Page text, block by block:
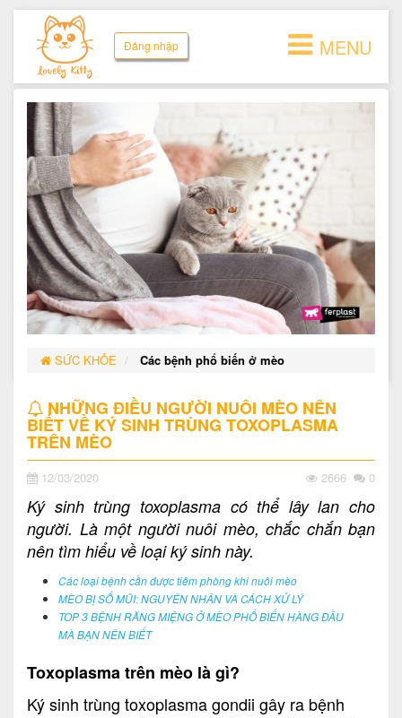
Đăng nhập
SỨC KHỎE Các bệnh phổ biến ở mèo
NHỮNG ĐIỀU NGƯỜI NUÔI MÈO NÊN
BIẾT VỀ KÝ SINH TRÙNG TOXOPLASMA
TRÊN MÈO
12/03/2020 2666 0
Ký sinh trùng toxoplasma có thể lây lan cho
người. Là một người nuôi mèo, chắc chắn bạn
nên tìm hiểu về loại ký sinh này.
Các loại bệnh cần được tiêm phòng khi nuôi mèo
MÈO BỊ SỔ MŨI: NGUYÊN NHÂN VÀ CÁCH XỬ LÝ
TOP 3 BỆNH RĂNG MIỆNG Ở MÈO PHỔ BIẾN HÀNG ĐẦU
MÀ BẠN NÊN BIẾT
Toxoplasma trên mèo là gì?
Ký sinh trùng toxoplasma gondii gây ra bệnh
MENU